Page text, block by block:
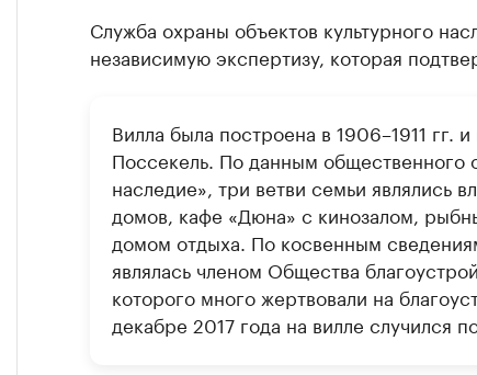
Служба охраны объектов культурного
независимую экспертизу, которая
Вилла была построена в 1906–1911 гг.
Поссекель. По данным общественного
наследие», три ветви семьи являлись
домов, кафе «Дюна» с кинозалом,
домом отдыха. По косвенным
являлась членом Общества
которого много жертвовали на
декабре 2017 года на вилле случился